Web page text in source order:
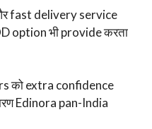
fast delivery service
option भी provide करता
को extra confidence
Edinora pan-India